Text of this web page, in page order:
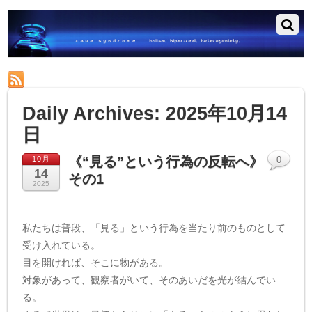
Daily Archives: 2025年10月14
日
10月
14
2025
《“見る”という行為の反転へ》
その1
私たちは普段、「見る」という行為を当たり前のものとして
受け入れている。
目を開ければ、そこに物がある。
対象があって、観察者がいて、そのあいだを光が結んでい
る。
0